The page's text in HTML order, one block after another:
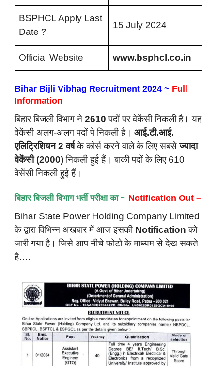
BSPHCL Apply Last
Date ?
15 July 2024
Official Website www.bsphcl.co.in
Bihar Bijli Vibhag Recruitment 2024 ~ Full
Information
बिहार बिजली विभाग ने 2610 पदों पर वेकेंसी निकली है। यह
वेकेंसी अलग-अलग पदों पे निकली है। आई.टी.आई.
एलिट्रिशियन 2 वर्षके कोर्स करने वाले के लिए सबसेज्यादा
वेकेंसी (2000)निकली हुई हैं। बाकी पदों के लिए 610
वेसेंसी निकली हुई हैं।
बिहार बिजलीविभाग भर्ती परीक्षा का ~ Notification Out –
Bihar State Power Holding Company Limited
के द्वारा विभिन्न अखबार में आज इसकी Notification को
जारी गया है। जिसे आप नीचे फोटो के माध्यम से देख सकते
है….